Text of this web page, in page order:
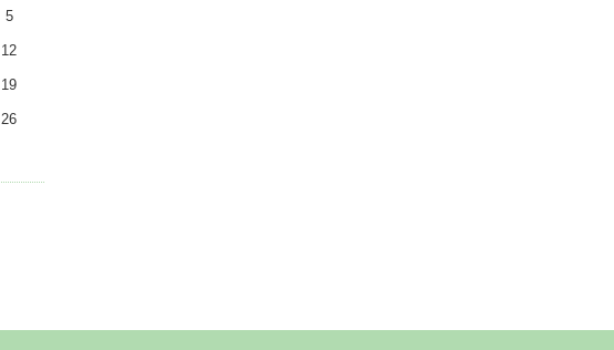
5
12
19
26